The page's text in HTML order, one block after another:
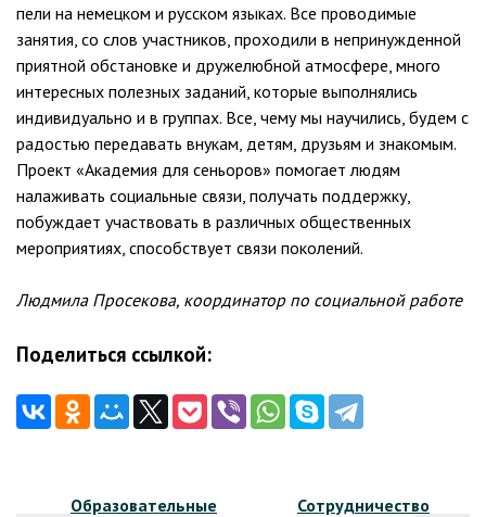
пели на немецком и русском языках. Все проводимые
занятия, со слов участников, проходили в непринужденной
приятной обстановке и дружелюбной атмосфере, много
интересных полезных заданий, которые выполнялись
индивидуально и в группах. Все, чему мы научились, будем с
радостью передавать внукам, детям, друзьям и знакомым.
Проект «Академия для сеньоров» помогает людям
налаживать социальные связи, получать поддержку,
побуждает участвовать в различных общественных
мероприятиях, способствует связи поколений.
Людмила Просекова, координатор по социальной работе
Поделиться ссылкой:
Образовательные
Сотрудничество